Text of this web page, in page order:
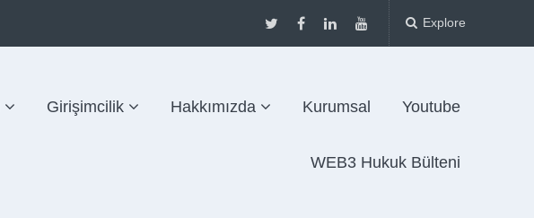
Explore
Girişimcilik Hakkımızda Kurumsal Youtube
WEB3 Hukuk Bülteni